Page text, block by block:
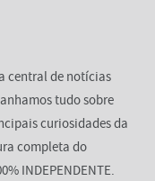
central de notícias
tudo sobre
curiosidades da
completa do
INDEPENDENTE.